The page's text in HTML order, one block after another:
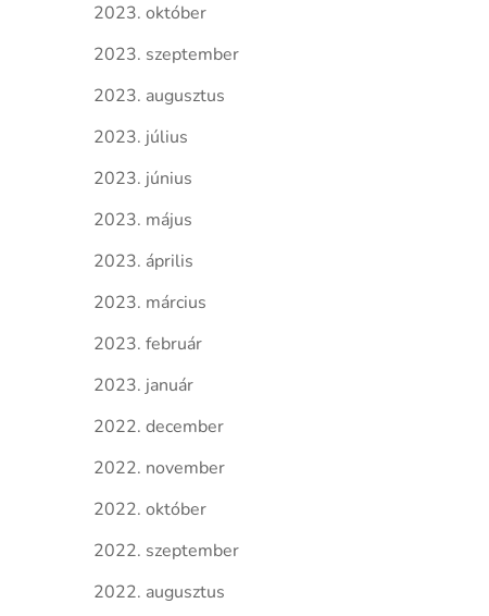
2023. október
2023. szeptember
2023. augusztus
2023. július
2023. június
2023. május
2023. április
2023. március
2023. február
2023. január
2022. december
2022. november
2022. október
2022. szeptember
2022. augusztus